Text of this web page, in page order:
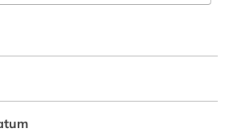
technische norm (1)